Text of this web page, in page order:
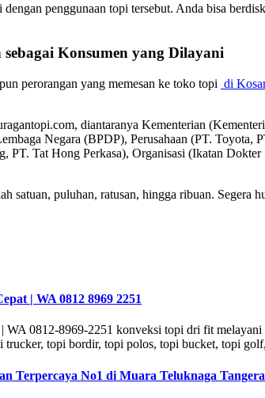
penggunaan topi tersebut. Anda bisa
Konsumen yang Dilayani
perorangan yang memesan ke toko topi di
diantaranya Kementerian
Negara (BPDP), Perusahaan (PT.
Tat Hong Perkasa), Organisasi (Ikatan
satuan, puluhan, ratusan, hingga ribuan. Segera
| WA 0812 8969 2251
0812-8969-2251 konveksi topi dri fit
trucker, topi bordir, topi polos, topi bucket, topi
Terpercaya No1 di Muara Teluknaga